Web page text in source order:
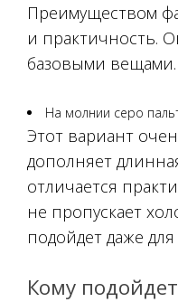
Преимуществом
и практичность.
базовыми вещами.
На молнии серо
Этот вариант
дополняет
отличается
не пропускает
подойдет даже
Кому